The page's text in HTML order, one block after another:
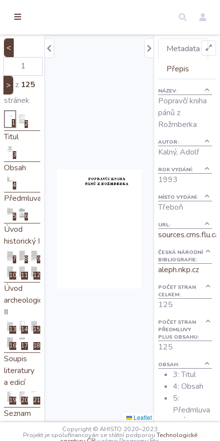
Úvod
Edice
Regesty
O projektu
Autoři
Nápověda
<
> z 125
stránek
1 2
Titul
3
Obsah
4
Předmluva
5 6
Úvod
historický I
7 8 9
10 11 12
Úvod
archeologický
II
13 14 15
16 17 18
Soupis
literatury
a edicí
19 20 21
Seznam
zkratek
Leaflet
Metadata
Přepis
NÁZEV:
Popravčí kniha
pánů z
Rožmberka
AUTOR:
Kalný, Adolf
ROK VYDÁNÍ:
1993
MÍSTO VYDÁNÍ:
Třeboň
URL:
ČESKÁ NÁRODNÍ
BIBLIOGRAFIE:
aleph.nkp.cz
POČET STRAN
CELKEM:
125
POČET STRAN
PŘEDMLUVY
PLUS OBSAHU:
125
OBSAH:
3: Titul
4: Obsah
5:
Předmluva
7: Úvod
historický I
Copyright © AHISTO 2020–2023
Projekt je spolufinancován se státní podporouTechnologické